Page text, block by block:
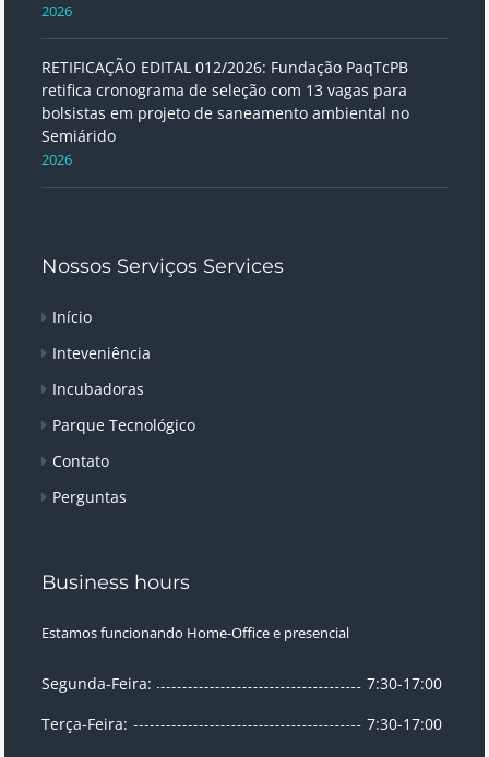
2026
RETIFICAÇÃO EDITAL 012/2026: Fundação PaqTcPB
retifica cronograma de seleção com 13 vagas para
bolsistas em projeto de saneamento ambiental no
Semiárido
2026
Nossos Serviços Services
Início
Inteveniência
Incubadoras
Parque Tecnológico
Contato
Perguntas
Business hours
Estamos funcionando Home-Office e presencial
Segunda-Feira:
7:30-17:00
Terça-Feira:
7:30-17:00